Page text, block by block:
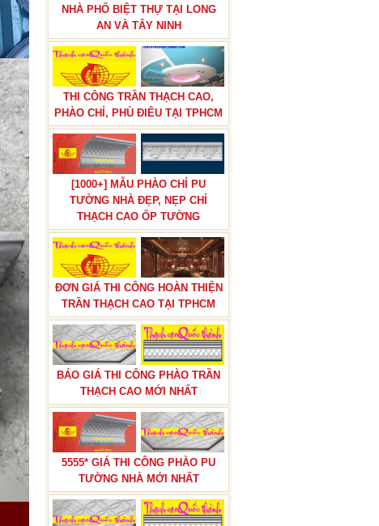
NHÀ PHỐ BIỆT THỰ TẠI LONG
AN VÀ TÂY NINH
THI CÔNG TRẦN THẠCH CAO,
PHÀO CHỈ, PHÙ ĐIÊU TẠI TPHCM
[1000+] MẪU PHÀO CHỈ PU
TƯỜNG NHÀ ĐẸP, NẸP CHỈ
THẠCH CAO ỐP TƯỜNG
ĐƠN GIÁ THI CÔNG HOÀN THIỆN
TRẦN THẠCH CAO TẠI TPHCM
BÁO GIÁ THI CÔNG PHÀO TRẦN
THẠCH CAO MỚI NHẤT
5555* GIÁ THI CÔNG PHÀO PU
TƯỜNG NHÀ MỚI NHẤT
BÁO GIÁ THI CÔNG PHÀO CHỈ
PU TÂN CỔ ĐIỂN TẠI TPHCM
BÁO GIÁ THI CÔNG TRẦN THẠCH
CAO TRỌN GÓI
BÁN ĐÔN HOA,TRỤ ĐÔN HOA
CƯỚI TRANG TRÍ LỐI ĐI NHÀ
HÀNG TIỆC CƯỚI